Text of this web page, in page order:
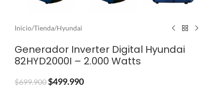
Inicio/Tienda/Hyundai
Generador Inverter Digital Hyundai
82HYD2000I – 2.000 Watts
$699.900$499.990